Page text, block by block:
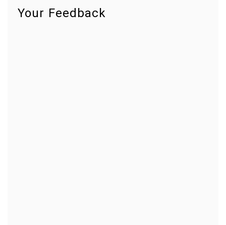
Your Feedback